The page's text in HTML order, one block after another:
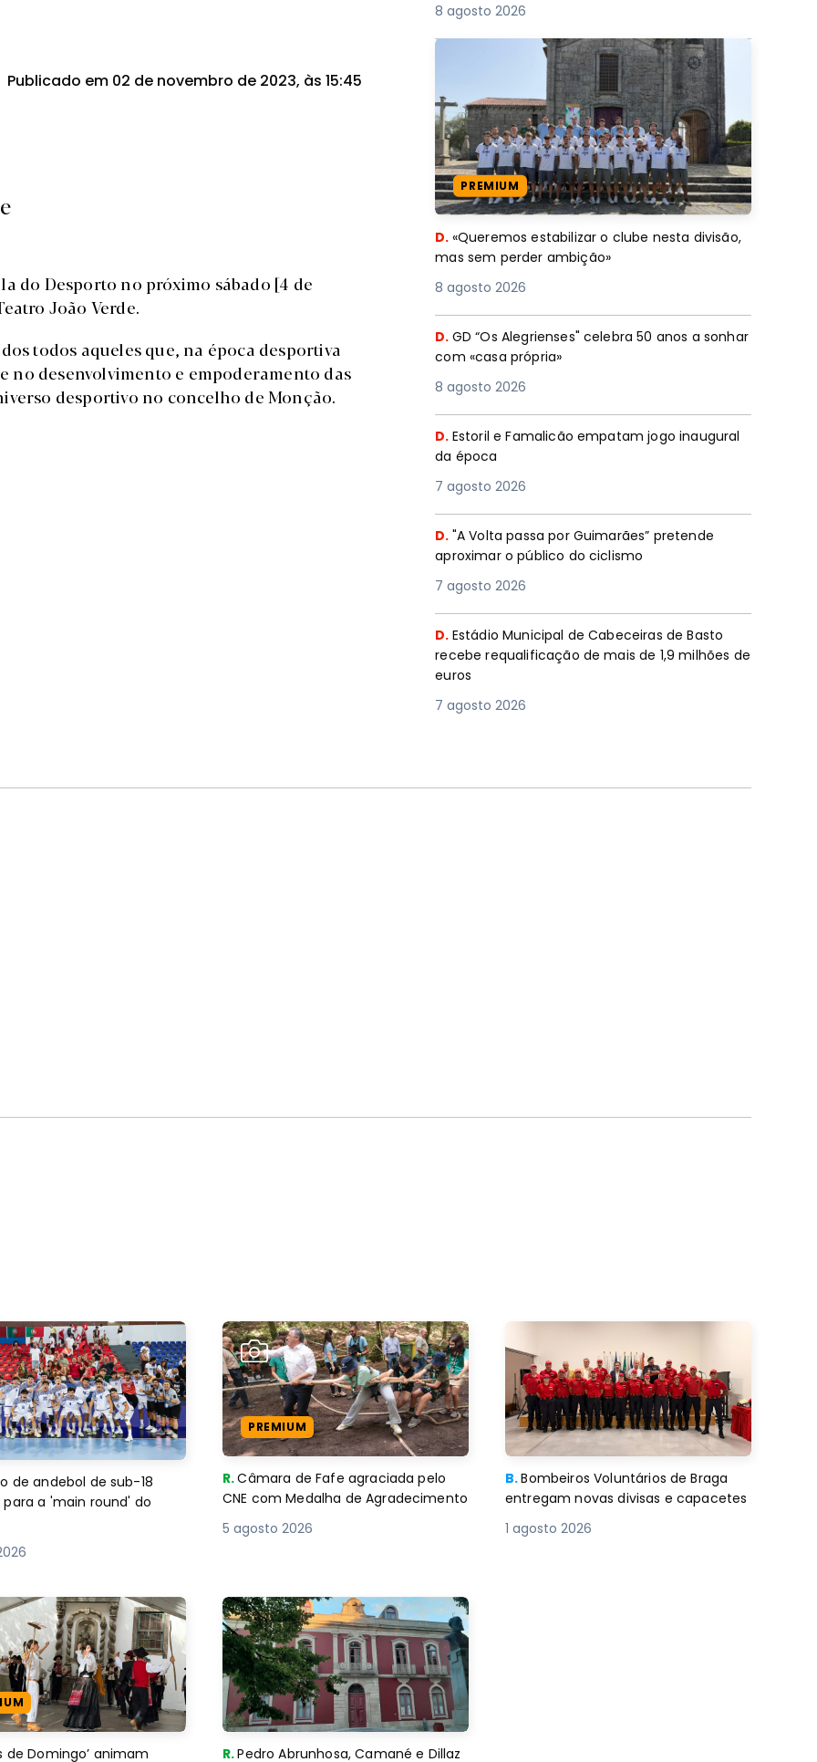
Publicado em 02 de novembro de 2023, às 15:45
do Desporto no próximo sábado [4 de
João Verde.
todos aqueles que, na época desportiva
desenvolvimento e empoderamento das
desportivo no concelho de Monção.
8 agosto 2026
PREMIUM
D. «Queremos estabilizar o clube nesta divisão,
mas sem perder ambição»
8 agosto 2026
D. GD “Os Alegrienses" celebra 50 anos a sonhar
com «casa própria»
8 agosto 2026
D. Estoril e Famalicão empatam jogo inaugural
da época
7 agosto 2026
D. "A Volta passa por Guimarães” pretende
aproximar o público do ciclismo
7 agosto 2026
D. Estádio Municipal de Cabeceiras de Basto
recebe requalificação de mais de 1,9 milhões de
euros
7 agosto 2026
de andebol de sub-18
a 'main round' do
PREMIUM
R.Câmara de Fafe agraciada pelo
CNE com Medalha de Agradecimento
5 agosto 2026
B.Bombeiros Voluntários de Braga
entregam novas divisas e capacetes
1 agosto 2026
de Domingo’ animam
R.Pedro Abrunhosa, Camané e Dillaz